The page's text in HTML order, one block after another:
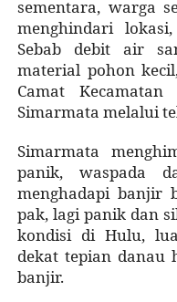
sementara, warga
menghindari
Sebab debit air
material pohon
Camat
Simarmata melalui
Simarmata
panik, waspada
menghadapi banjir
pak, lagi panik dan
kondisi di Hulu,
dekat tepian danau
banjir.